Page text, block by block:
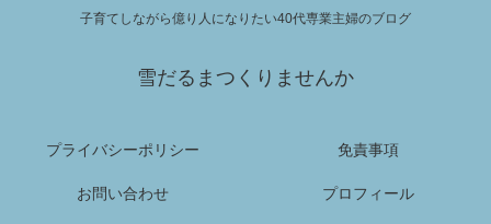
子育てしながら億り人になりたい40代専業主婦のブログ
雪だるまつくりませんか
プライバシーポリシー 免責事項
お問い合わせ プロフィール